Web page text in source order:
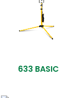
633 BASIC